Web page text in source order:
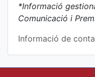
*Informació
Comunicació i
Informació de